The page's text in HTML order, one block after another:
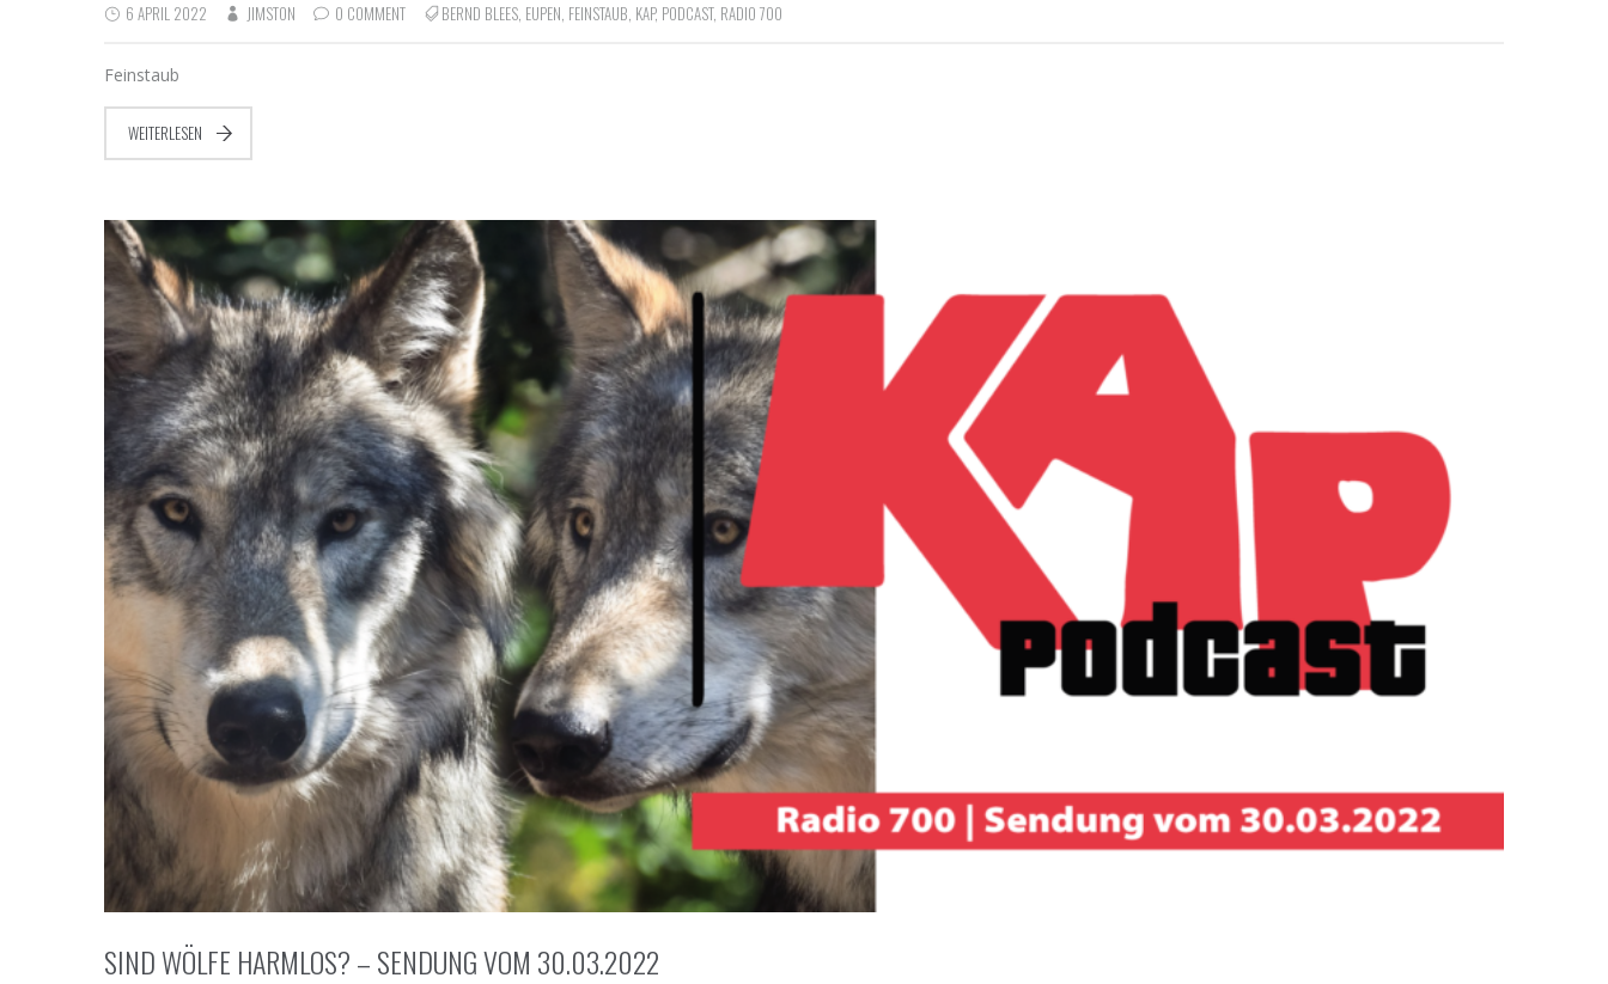
6 APRIL 2022 JIMSTON 0 COMMENT BERND BLEES, EUPEN, FEINSTAUB, KAP, PODCAST, RADIO 700
Feinstaub
WEITERLESEN
SIND WÖLFE HARMLOS? – SENDUNG VOM 30.03.2022